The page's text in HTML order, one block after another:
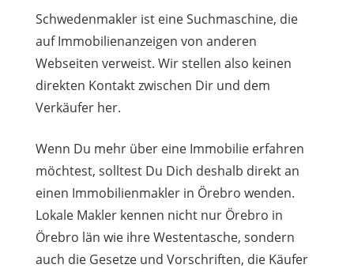
Schwedenmakler ist eine Suchmaschine, die
auf Immobilienanzeigen von anderen
Webseiten verweist. Wir stellen also keinen
direkten Kontakt zwischen Dir und dem
Verkäufer her.
Wenn Du mehr über eine Immobilie erfahren
möchtest, solltest Du Dich deshalb direkt an
einen Immobilienmakler in Örebro wenden.
Lokale Makler kennen nicht nur Örebro in
Örebro län wie ihre Westentasche, sondern
auch die Gesetze und Vorschriften, die Käufer